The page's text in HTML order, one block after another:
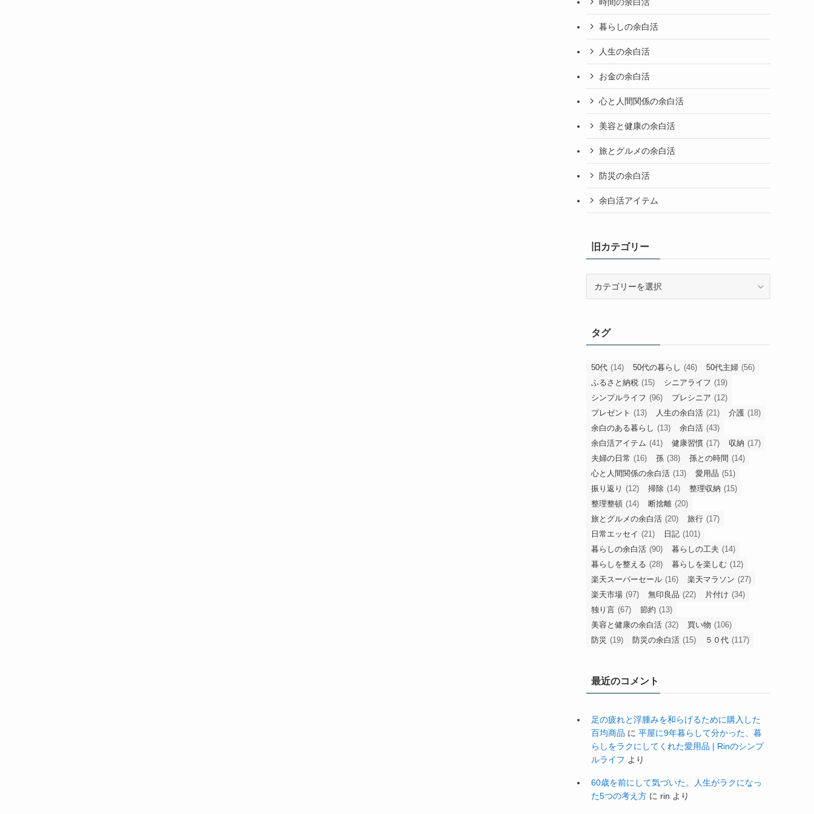
暮らしの余白活
人生の余白活
お金の余白活
心と人間関係の余白活
美容と健康の余白活
旅とグルメの余白活
防災の余白活
余白活アイテム
旧カテゴリー
リ
ー
タグ
50代 (14) 50代の暮らし (46) 50代主婦 (56)
ふるさと納税 (15) シニアライフ (19)
シンプルライフ (96) プレシニア (12)
プレゼント (13) 人生の余白活 (21) 介護 (18)
余白のある暮らし (13) 余白活 (43)
余白活アイテム (41) 健康習慣 (17) 収納 (17)
夫婦の日常 (16) 孫 (38) 孫との時間 (14)
心と人間関係の余白活 (13) 愛用品 (51)
振り返り (12) 掃除 (14) 整理収納 (15)
整理整頓 (14) 断捨離 (20)
旅とグルメの余白活 (20) 旅行 (17)
日常エッセイ (21) 日記 (101)
暮らしの余白活 (90) 暮らしの工夫 (14)
暮らしを整える (28) 暮らしを楽しむ (12)
楽天スーパーセール (16) 楽天マラソン (27)
楽天市場 (97) 無印良品 (22) 片付け (34)
独り言 (67) 節約 (13)
美容と健康の余白活 (32) 買い物 (106)
防災 (19) 防災の余白活 (15) ５０代 (117)
最近のコメント
足の疲れと浮腫みを和らげるために購入した
百均商品 に 平屋に9年暮らして分かった、暮
らしをラクにしてくれた愛用品 | Rinのシンプ
ルライフ より
60歳を前にして気づいた。人生がラクになっ
た5つの考え方 に rin より